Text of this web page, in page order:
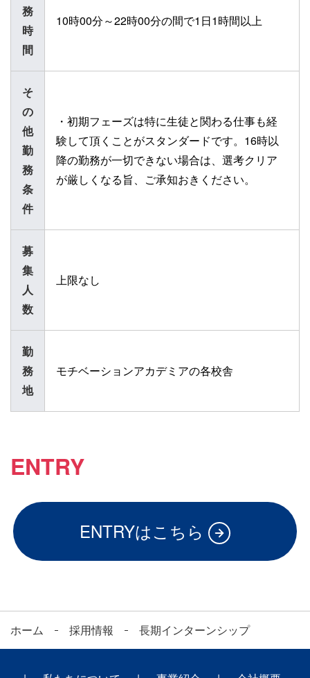
務
時
間
10時00分～22時00分の間で1日1時間以上
そ
の
他
勤
務
条
件
・初期フェーズは特に生徒と関わる仕事も経
験して頂くことがスタンダードです。16時以
降の勤務が一切できない場合は、選考クリア
が厳しくなる旨、ご承知おきください。
募
集
人
数
上限なし
勤
務
地
モチベーションアカデミアの各校舎
ENTRY
ENTRYはこちら
ホーム 採用情報 長期インターンシップ